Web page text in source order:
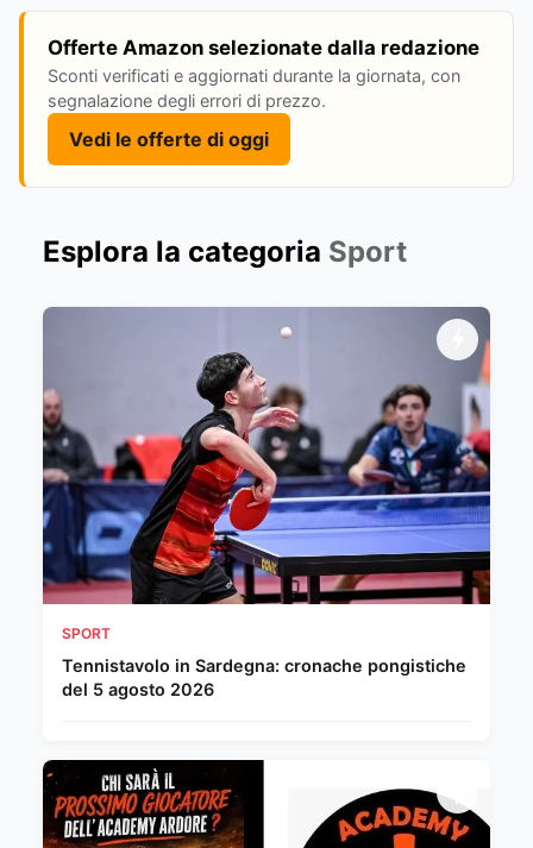
Offerte Amazon selezionate dalla redazione
Sconti verificati e aggiornati durante la giornata, con
segnalazione degli errori di prezzo.
Vedi le offerte di oggi
Esplora la categoria Sport
SPORT
Tennistavolo in Sardegna: cronache pongistiche
del 5 agosto 2026